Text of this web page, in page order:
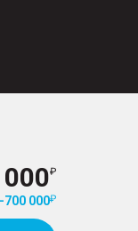
-700 000